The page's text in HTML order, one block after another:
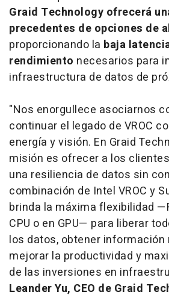
Graid Technology ofrecerá
precedentes de opciones de
proporcionando la baja
rendimiento necesarios para
infraestructura de datos de
"Nos enorgullece asociarnos
continuar el legado de VROC
energía y visión. En Graid
misión es ofrecer a los
una resiliencia de datos sin
combinación de Intel VROC y
brinda la máxima flexibilidad
CPU o en GPU— para liberar
los datos, obtener información
mejorar la productividad y
de las inversiones en
Leander Yu, CEO de Graid